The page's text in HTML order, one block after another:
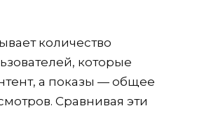
количество
которые
а показы — общее
Сравнивая эти